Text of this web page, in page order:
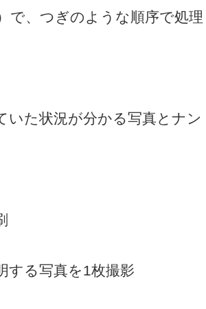
で、つぎのような順序で処理
いた状況が分かる写真とナン
する写真を1枚撮影